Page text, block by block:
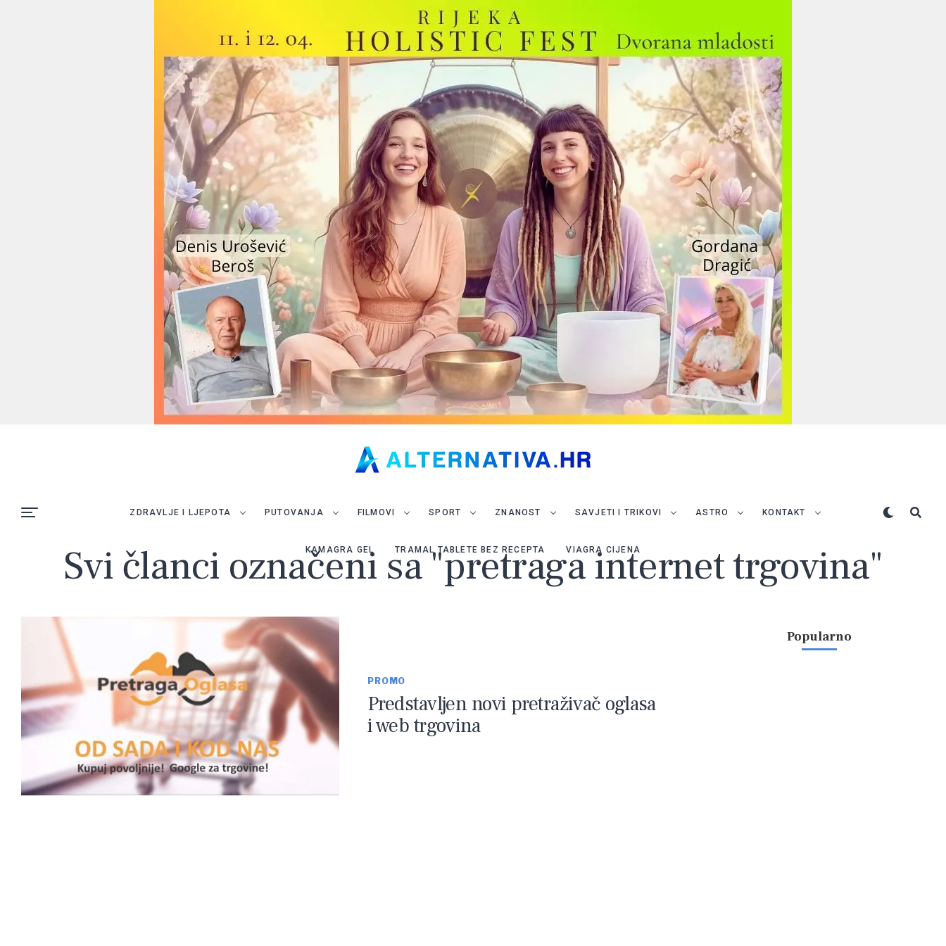
ZDRAVLJE I LJEPOTA PUTOVANJA FILMOVI SPORT ZNANOST SAVJETI I TRIKOVI ASTRO KONTAKT
KAMAGRA GEL TRAMAL TABLETE BEZ RECEPTA VIAGRA CIJENA
Svi članci označeni sa "pretraga internet trgovina"
PROMO
Predstavljen novi pretraživač oglasa
i web trgovina
Popularno